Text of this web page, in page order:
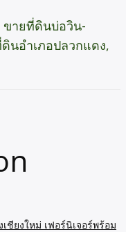
ายที่ดินบ่อวิน-
นอำเภอปลวกแดง,
ยงใหม่ เฟอร์นิเจอร์พร้อม